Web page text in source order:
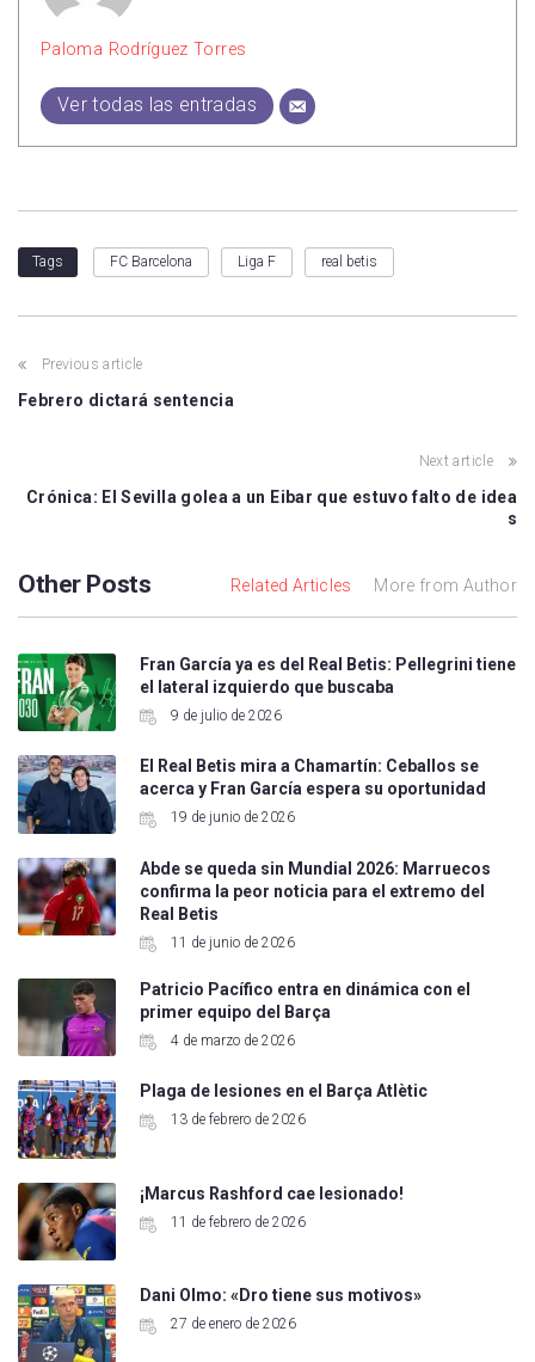
Paloma Rodríguez Torres
Ver todas las entradas
Tags FC Barcelona Liga F real betis
Previous article
Febrero dictará sentencia
Next article
Crónica: El Sevilla golea a un Eibar que estuvo falto de idea
s
Other Posts Related Articles More from Author
Fran García ya es del Real Betis: Pellegrini tiene
el lateral izquierdo que buscaba
9 de julio de 2026
El Real Betis mira a Chamartín: Ceballos se
acerca y Fran García espera su oportunidad
19 de junio de 2026
Abde se queda sin Mundial 2026: Marruecos
confirma la peor noticia para el extremo del
Real Betis
11 de junio de 2026
Patricio Pacífico entra en dinámica con el
primer equipo del Barça
4 de marzo de 2026
Plaga de lesiones en el Barça Atlètic
13 de febrero de 2026
¡Marcus Rashford cae lesionado!
11 de febrero de 2026
Dani Olmo: «Dro tiene sus motivos»
27 de enero de 2026